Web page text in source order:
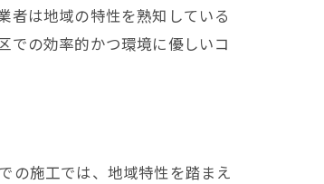
者は地域の特性を熟知している
での効率的かつ環境に優しいコ
の施工では、地域特性を踏まえ